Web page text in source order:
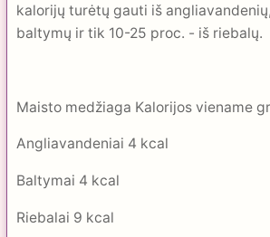
kalorijų turėtų gauti iš
baltymų ir tik 10-25 proc. - iš riebalų.
Maisto medžiaga Kalorijos viename
Angliavandeniai 4 kcal
Baltymai 4 kcal
Riebalai 9 kcal